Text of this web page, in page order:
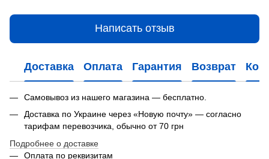
Написать отзыв
Доставка Оплата Гарантия Возврат
Самовывоз из нашего магазина — бесплатно.
Доставка по Украине через «Новую почту» — согласно
тарифам перевозчика, обычно от 70 грн
Подробнее о доставке
Оплата по реквизитам